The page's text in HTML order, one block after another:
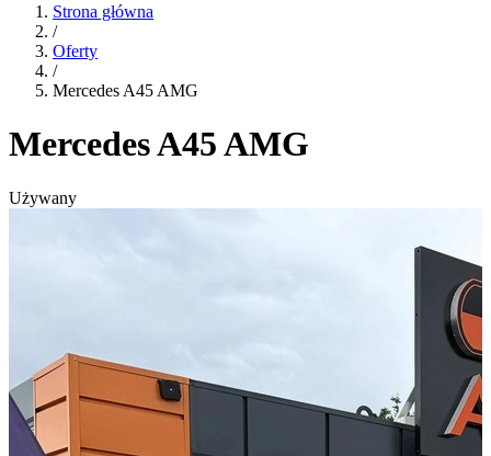
Strona główna
/
Oferty
/
Mercedes A45 AMG
Mercedes A45 AMG
Używany